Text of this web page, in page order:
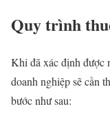
Quy trình
Khi đã xác định được
doanh nghiệp sẽ cần
bước như sau: